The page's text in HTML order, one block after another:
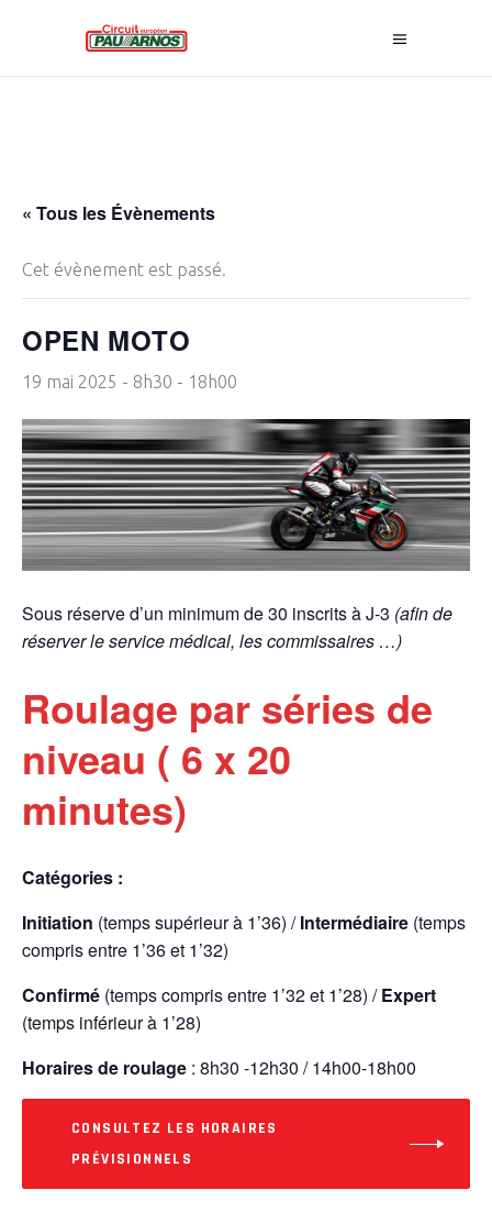
« Tous les Évènements
Cet évènement est passé.
OPEN MOTO
19 mai 2025 - 8h30 - 18h00
Sous réserve d’un minimum de 30 inscrits à J-3 (afin de
réserver le service médical, les commissaires …)
Roulage par séries de
niveau ( 6 x 20
minutes)
Catégories :
Initiation (temps supérieur à 1’36) /Intermédiaire (temps
compris entre 1’36 et 1’32)
Confirmé (temps compris entre 1’32 et 1’28) /Expert
(temps inférieur à 1’28)
Horaires de roulage : 8h30 -12h30 / 14h00-18h00
CONSULTEZ LES HORAIRES
PRÉVISIONNELS